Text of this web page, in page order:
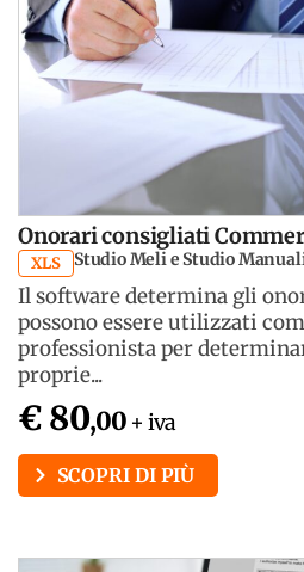
Onorari consigliati
XLS Studio Meli e Studio
Il software determina gli
possono essere utilizzati
professionista per
proprie...
€ 80,00 + iva
SCOPRI DI PIÙ